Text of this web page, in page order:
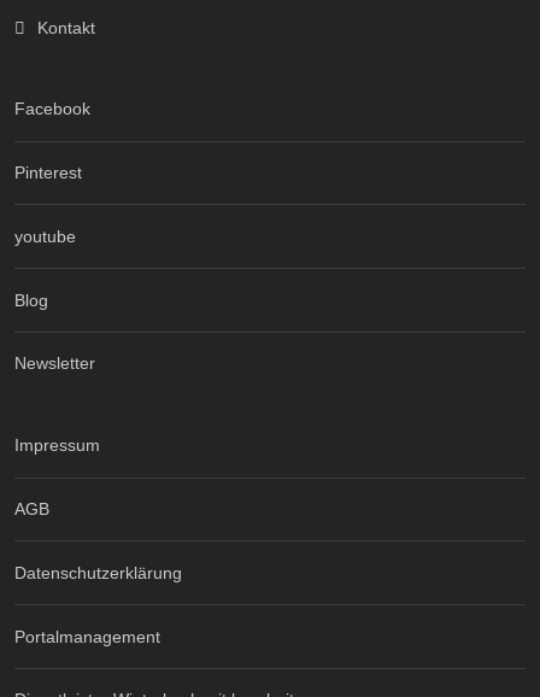
Kontakt
Facebook
Pinterest
youtube
Blog
Newsletter
Impressum
AGB
Datenschutzerklärung
Portalmanagement